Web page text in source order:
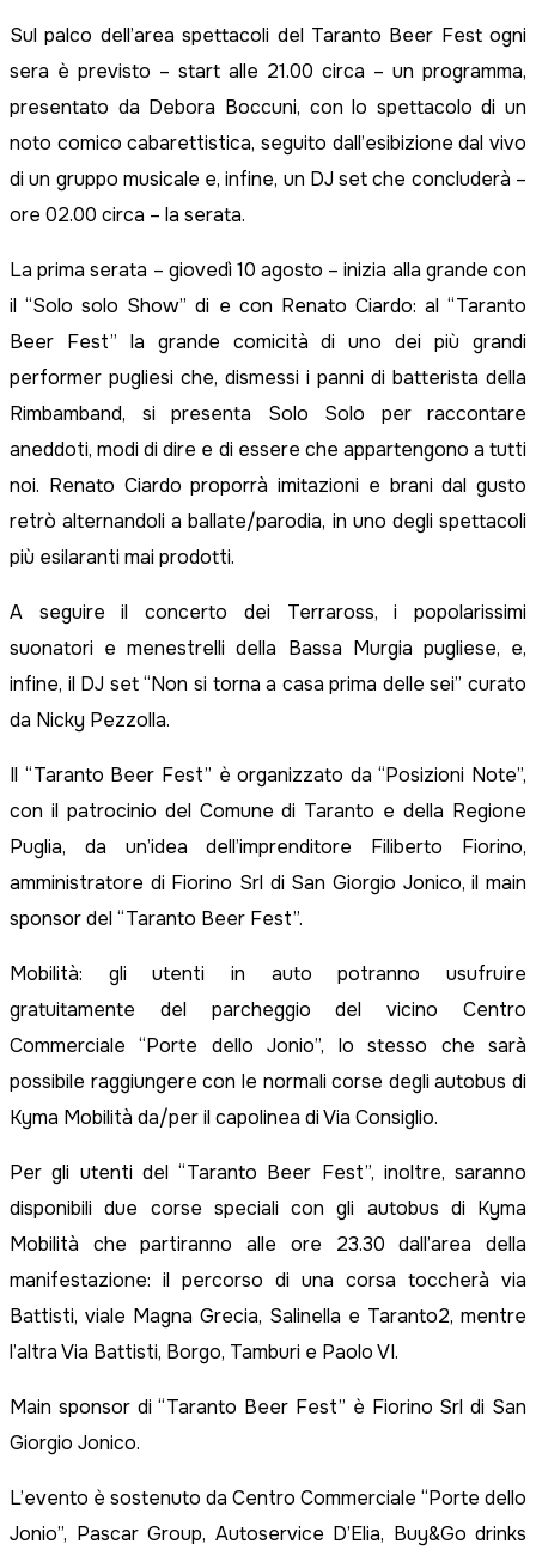
Sul palco dell’area spettacoli del Taranto Beer Fest ogni
sera è previsto – start alle 21.00 circa – un programma,
presentato da Debora Boccuni, con lo spettacolo di un
noto comico cabarettistica, seguito dall’esibizione dal vivo
di un gruppo musicale e, infine, un DJ set che concluderà –
ore 02.00 circa – la serata.
La prima serata – giovedì 10 agosto – inizia alla grande con
il “Solo solo Show” di e con Renato Ciardo: al “Taranto
Beer Fest” la grande comicità di uno dei più grandi
performer pugliesi che, dismessi i panni di batterista della
Rimbamband, si presenta Solo Solo per raccontare
aneddoti, modi di dire e di essere che appartengono a tutti
noi. Renato Ciardo proporrà imitazioni e brani dal gusto
retrò alternandoli a ballate/parodia, in uno degli spettacoli
più esilaranti mai prodotti.
A seguire il concerto dei Terraross, i popolarissimi
suonatori e menestrelli della Bassa Murgia pugliese, e,
infine, il DJ set “Non si torna a casa prima delle sei” curato
da Nicky Pezzolla.
Il “Taranto Beer Fest” è organizzato da “Posizioni Note”,
con il patrocinio del Comune di Taranto e della Regione
Puglia, da un’idea dell’imprenditore Filiberto Fiorino,
amministratore di Fiorino Srl di San Giorgio Jonico, il main
sponsor del “Taranto Beer Fest”.
Mobilità: gli utenti in auto potranno usufruire
gratuitamente del parcheggio del vicino Centro
Commerciale “Porte dello Jonio”, lo stesso che sarà
possibile raggiungere con le normali corse degli autobus di
Kyma Mobilità da/per il capolinea di Via Consiglio.
Per gli utenti del “Taranto Beer Fest”, inoltre, saranno
disponibili due corse speciali con gli autobus di Kyma
Mobilità che partiranno alle ore 23.30 dall’area della
manifestazione: il percorso di una corsa toccherà via
Battisti, viale Magna Grecia, Salinella e Taranto2, mentre
l’altra Via Battisti, Borgo, Tamburi e Paolo VI.
Main sponsor di “Taranto Beer Fest” è Fiorino Srl di San
Giorgio Jonico.
L’evento è sostenuto da Centro Commerciale “Porte dello
Jonio”, Pascar Group, Autoservice D’Elia, Buy&Go drinks